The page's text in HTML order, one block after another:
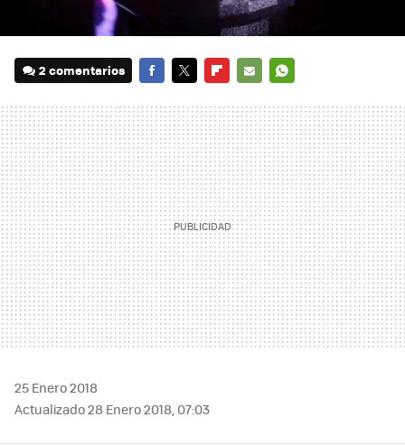
2 comentarios
MAIL
25 Enero 2018
Actualizado 28 Enero 2018, 07:03